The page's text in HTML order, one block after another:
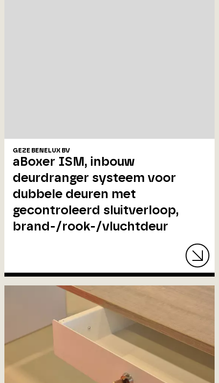
GEZE BENELUX BV
aBoxer ISM, inbouw
deurdranger systeem voor
dubbele deuren met
gecontroleerd sluitverloop,
brand-/rook-/vluchtdeur